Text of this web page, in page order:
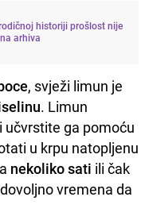
historiji prošlost nije
arhiva
, svježi limun je
. Limun
ga pomoću
u krpu natopljenu
nekoliko sati ili čak
vremena da